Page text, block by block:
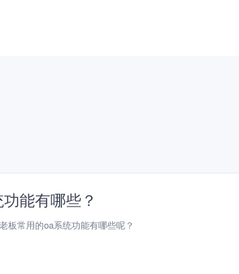
能有哪些？
板常用的oa系统功能有哪些呢？